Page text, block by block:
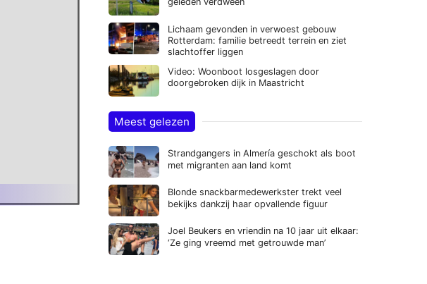
Lichaam gevonden in verwoest gebouw
Rotterdam: familie betreedt terrein en ziet
slachtoffer liggen
Video: Woonboot losgeslagen door
doorgebroken dijk in Maastricht
Meest gelezen
Strandgangers in Almería geschokt als boot
met migranten aan land komt
Blonde snackbarmedewerkster trekt veel
bekijks dankzij haar opvallende figuur
Joel Beukers en vriendin na 10 jaar uit elkaar:
‘Ze ging vreemd met getrouwde man’